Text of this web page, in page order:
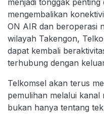
menjadi tonggak
mengembalikan
ON AIR dan beroperasi
wilayah Takengon,
dapat kembali
terhubung dengan
Telkomsel akan terus
pemulihan melalui kanal
bukan hanya tentang